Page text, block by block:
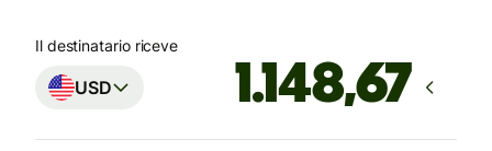
Il destinatario riceve
USD